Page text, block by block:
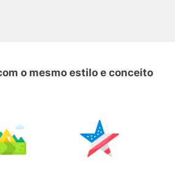
o mesmo estilo e conceito